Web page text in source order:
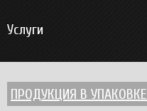
Услуги
ПРОДУКЦИЯ В УПАКОВКЕ